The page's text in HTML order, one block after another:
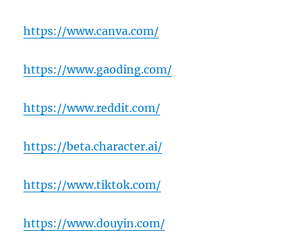
https://www.canva.com/
https://www.gaoding.com/
https://www.reddit.com/
https://beta.character.ai/
https://www.tiktok.com/
https://www.douyin.com/